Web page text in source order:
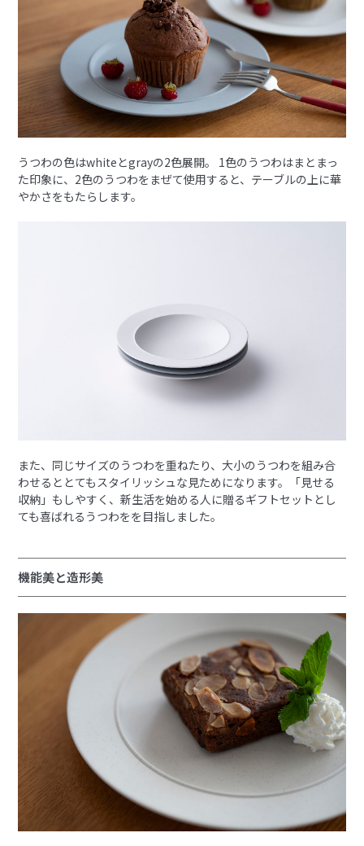
うつわの色はwhiteとgrayの2色展開。 1色のうつわはまとまっ
た印象に、2色のうつわをまぜて使用すると、テーブルの上に華
やかさをもたらします。
また、同じサイズのうつわを重ねたり、大小のうつわを組み合
わせるととてもスタイリッシュな見ためになります。「見せる
収納」もしやすく、新生活を始める人に贈るギフトセットとし
ても喜ばれるうつわをを目指しました。
機能美と造形美